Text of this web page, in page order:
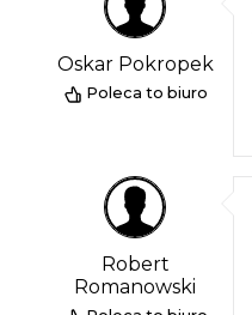
Oskar Pokropek
Poleca to biuro
Robert
Romanowski